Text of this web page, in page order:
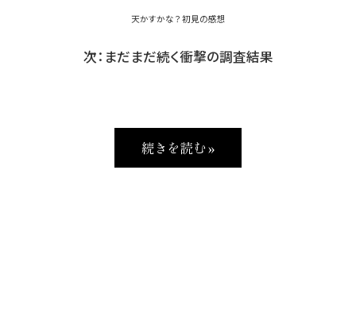
天かすかな？ 初見の感想
次：まだまだ続く衝撃の調査結果
続きを読む »